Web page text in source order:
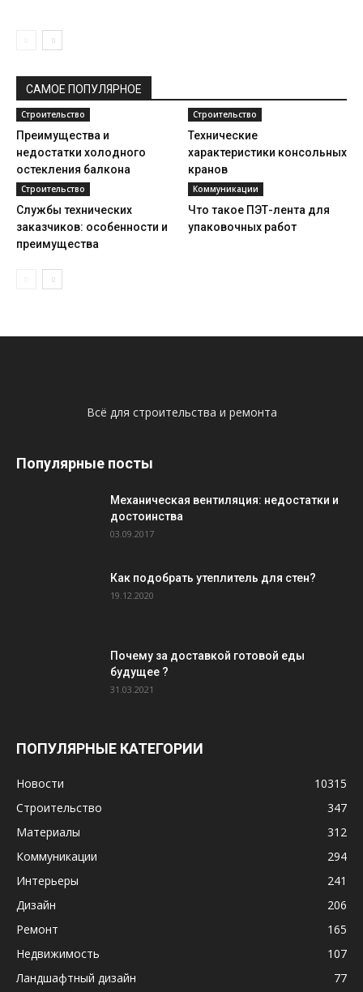
САМОЕ ПОПУЛЯРНОЕ
Строительство
Преимущества и
недостатки холодного
остекления балкона
Строительство
Технические
характеристики консольных
кранов
Строительство
Службы технических
заказчиков: особенности и
преимущества
Коммуникации
Что такое ПЭТ-лента для
упаковочных работ
Всё для строительства и ремонта
Популярные посты
Механическая вентиляция: недостатки и
достоинства
03.09.2017
Как подобрать утеплитель для стен?
19.12.2020
Почему за доставкой готовой еды
будущее ?
31.03.2021
ПОПУЛЯРНЫЕ КАТЕГОРИИ
Новости
10315
Строительство
347
Материалы
312
Коммуникации
294
Интерьеры
241
Дизайн
206
Ремонт
165
Недвижимость
107
Ландшафтный дизайн
77